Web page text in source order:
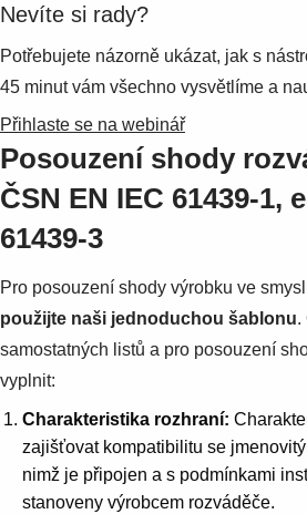
Nevíte si rady?
Potřebujete názorně ukázat, jak s
45 minut vám všechno vysvětlíme a
Přihlaste se na webinář
Posouzení shody
ČSN EN IEC 61439-1,
61439-3
Pro posouzení shody výrobku ve
použijte naši jednoduchou šablonu.
samostatných listů a pro posouzení
vyplnit:
Charakteristika rozhraní:
zajišťovat kompatibilitu se
nimž je připojen a s podmínkami
stanoveny výrobcem rozváděče.